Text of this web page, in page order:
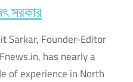
সরকার
Sarkar, Founder-Editor
has nearly a
of experience in North